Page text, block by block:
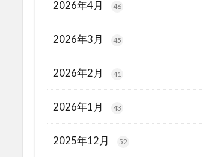
2026年4月 46
2026年3月 45
2026年2月 41
2026年1月 43
2025年12月 52